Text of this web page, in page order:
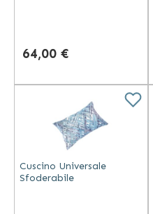
64,00 €
Cuscino Universale
Sfoderabile